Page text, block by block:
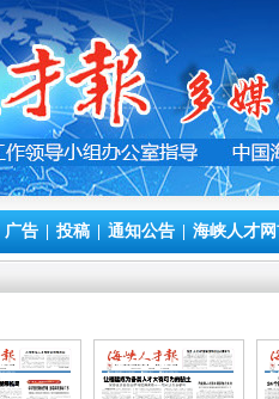
广告 投稿 通知公告 海峡人才